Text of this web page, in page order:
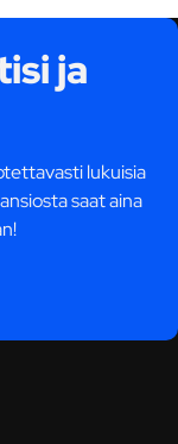
ja
lukuisia
saat aina